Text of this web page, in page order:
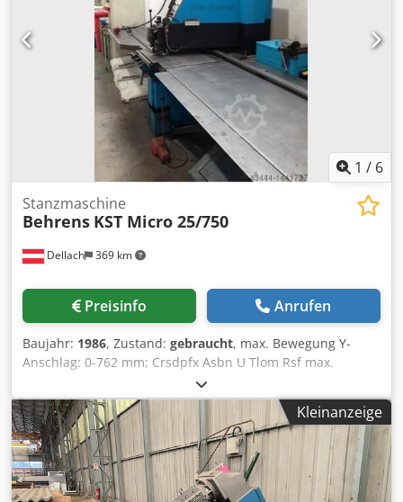
1 / 6
Dellach 369 km
Stanzmaschine
Behrens KST Micro 25/750
Preisinfo Anrufen
Baujahr: 1986, Zustand: gebraucht, max. Bewegung Y-
Anschlag: 0-762 mm; Crsdpfx Asbn U Tlom Rsf max.
Bewegung X-Anschlag: 0-2000 mm; max. Stanzkraft: 250kN
(25t); max. Blechdicke: 10 mm; max. Stanzdurchmesser:
105 mm; max. Hublaenge: 0-25 mm; Nutzbare Ausladung:
750 mm; Auflagetisch LxB: 4200x900 mm; Gesamtgewicht:
4100kg; elektr. Gesamtanschlusswert: 5,9 KW;
Abmessungen gesamt: L=4200 B=1695 H=1660 mm;
diverses Zubehoer;
Kleinanzeige